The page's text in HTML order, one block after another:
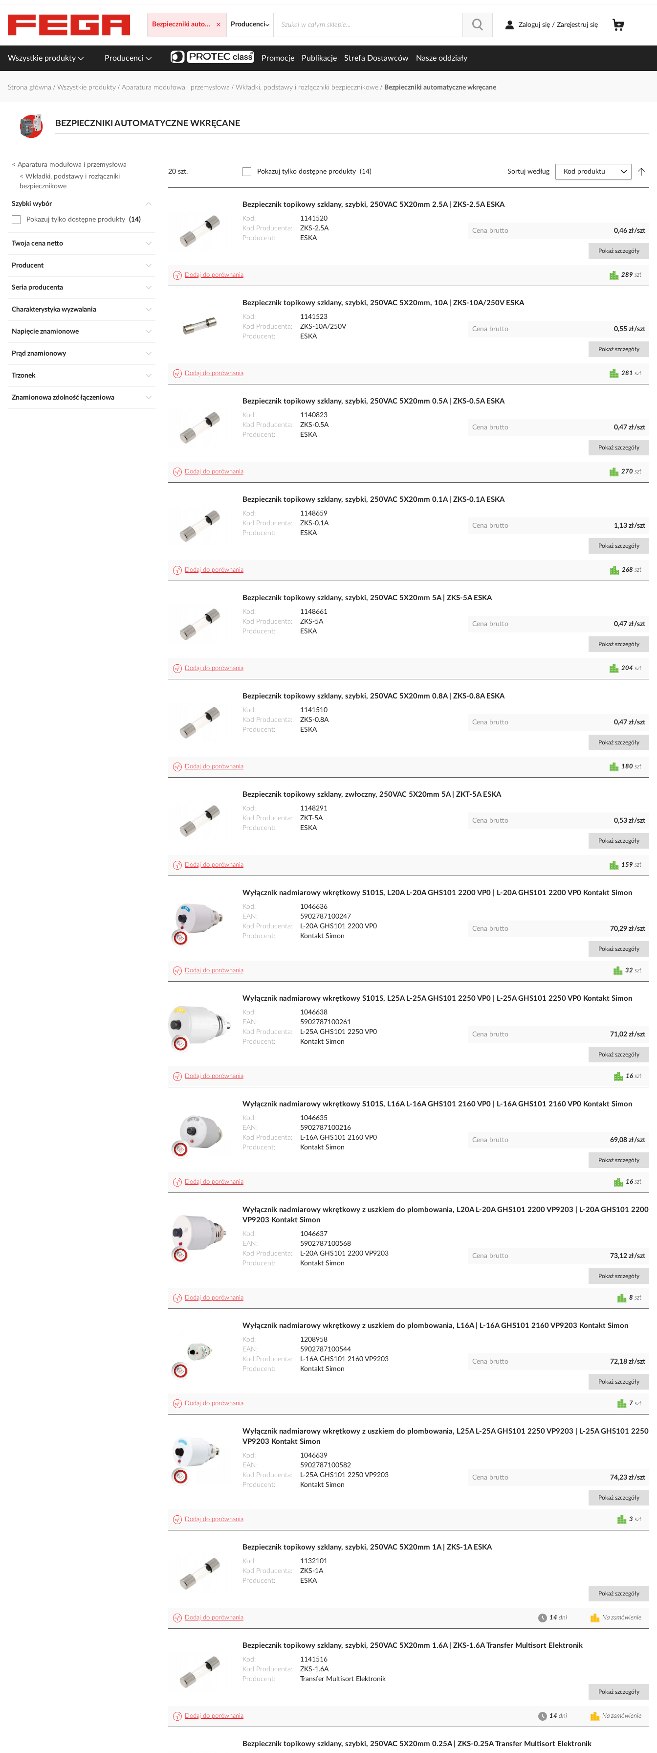
treści
Bezpieczniki automatyczne wkręcane
× Producenci Zaloguj się / Zarejestruj się
Wszystkie produkty Producenci Promocje Publikacje Strefa Dostawców Nasze oddziały
Strona główna Wszystkie produkty Aparatura modułowa i przemysłowa Wkładki, podstawy i rozłączniki bezpiecznikowe Bezpieczniki automatyczne wkręcane
BEZPIECZNIKI AUTOMATYCZNE WKRĘCANE
20 szt. Pokazuj tylko dostępne produkty (14) Sortuj według
Bezpiecznik topikowy szklany, szybki, 250VAC 5X20mm 2.5A | ZKS-2.5A ESKA
Kod
1141520
Kod Producenta
ZKS-2.5A
Producent
ESKA
Cena brutto 0,46 zł/szt
Pokaż szczegóły
Dodaj do porównania 289 szt
Bezpiecznik topikowy szklany, szybki, 250VAC 5X20mm, 10A | ZKS-10A/250V ESKA
Kod
1141523
Kod Producenta
ZKS-10A/250V
Producent
ESKA
Cena brutto 0,55 zł/szt
Pokaż szczegóły
Dodaj do porównania 281 szt
Bezpiecznik topikowy szklany, szybki, 250VAC 5X20mm 0.5A | ZKS-0.5A ESKA
Kod
1140823
Kod Producenta
ZKS-0.5A
Producent
ESKA
Cena brutto 0,47 zł/szt
Pokaż szczegóły
Dodaj do porównania 270 szt
Bezpiecznik topikowy szklany, szybki, 250VAC 5X20mm 0.1A | ZKS-0.1A ESKA
Kod
1148659
Kod Producenta
ZKS-0.1A
Producent
ESKA
Cena brutto 1,13 zł/szt
Pokaż szczegóły
Dodaj do porównania 268 szt
Bezpiecznik topikowy szklany, szybki, 250VAC 5X20mm 5A | ZKS-5A ESKA
Kod
1148661
Kod Producenta
ZKS-5A
Producent
ESKA
Cena brutto 0,47 zł/szt
Pokaż szczegóły
Dodaj do porównania 204 szt
Bezpiecznik topikowy szklany, szybki, 250VAC 5X20mm 0.8A | ZKS-0.8A ESKA
Kod
1141510
Kod Producenta
ZKS-0.8A
Producent
ESKA
Cena brutto 0,47 zł/szt
Pokaż szczegóły
Dodaj do porównania 180 szt
Bezpiecznik topikowy szklany, zwłoczny, 250VAC 5X20mm 5A | ZKT-5A ESKA
Kod
1148291
Kod Producenta
ZKT-5A
Producent
ESKA
Cena brutto 0,53 zł/szt
Pokaż szczegóły
Dodaj do porównania 159 szt
Wyłącznik nadmiarowy wkrętkowy S101S, L20A L-20A GHS101 2200 VP0 | L-20A GHS101 2200 VP0 Kontakt Simon
Kod
1046636
EAN
5902787100247
Kod Producenta
L-20A GHS101 2200 VP0
Producent
Kontakt Simon
Cena brutto 70,29 zł/szt
Pokaż szczegóły
Dodaj do porównania 32 szt
Wyłącznik nadmiarowy wkrętkowy S101S, L25A L-25A GHS101 2250 VP0 | L-25A GHS101 2250 VP0 Kontakt Simon
Kod
1046638
EAN
5902787100261
Kod Producenta
L-25A GHS101 2250 VP0
Producent
Kontakt Simon
Cena brutto 71,02 zł/szt
Pokaż szczegóły
Dodaj do porównania 16 szt
Wyłącznik nadmiarowy wkrętkowy S101S, L16A L-16A GHS101 2160 VP0 | L-16A GHS101 2160 VP0 Kontakt Simon
Kod
1046635
EAN
5902787100216
Kod Producenta
L-16A GHS101 2160 VP0
Producent
Kontakt Simon
Cena brutto 69,08 zł/szt
Pokaż szczegóły
Dodaj do porównania 16 szt
Wyłącznik nadmiarowy wkrętkowy z uszkiem do plombowania, L20A L-20A GHS101 2200 VP9203 | L-20A GHS101 2200
VP9203 Kontakt Simon
Kod
1046637
EAN
5902787100568
Kod Producenta
L-20A GHS101 2200 VP9203
Producent
Kontakt Simon
Cena brutto 73,12 zł/szt
Pokaż szczegóły
Dodaj do porównania 8 szt
Wyłącznik nadmiarowy wkrętkowy z uszkiem do plombowania, L16A | L-16A GHS101 2160 VP9203 Kontakt Simon
Kod
1208958
EAN
5902787100544
Kod Producenta
L-16A GHS101 2160 VP9203
Producent
Kontakt Simon
Cena brutto 72,18 zł/szt
Pokaż szczegóły
Dodaj do porównania 7 szt
Wyłącznik nadmiarowy wkrętkowy z uszkiem do plombowania, L25A L-25A GHS101 2250 VP9203 | L-25A GHS101 2250
VP9203 Kontakt Simon
Kod
1046639
EAN
5902787100582
Kod Producenta
L-25A GHS101 2250 VP9203
Producent
Kontakt Simon
Cena brutto 74,23 zł/szt
Pokaż szczegóły
Dodaj do porównania 3 szt
Bezpiecznik topikowy szklany, szybki, 250VAC 5X20mm 1A | ZKS-1A ESKA
Kod
1132101
Kod Producenta
ZKS-1A
Producent
ESKA
Pokaż szczegóły
Dodaj do porównania Na zamówienie
14 dni
Bezpiecznik topikowy szklany, szybki, 250VAC 5X20mm 1.6A | ZKS-1.6A Transfer Multisort Elektronik
Kod
1141516
Kod Producenta
ZKS-1.6A
Producent
Transfer Multisort Elektronik
Pokaż szczegóły
Dodaj do porównania Na zamówienie
14 dni
Bezpiecznik topikowy szklany, szybki, 250VAC 5X20mm 0.25A | ZKS-0.25A Transfer Multisort Elektronik
Aparatura modułowa i przemysłowa
Wkładki, podstawy i rozłączniki
bezpiecznikowe
Szybki wybór
Pokazuj tylko dostępne produkty 14
Twoja cena netto
Producent
Seria producenta
Charakterystyka wyzwalania
Napięcie znamionowe
Prąd znamionowy
Trzonek
Znamionowa zdolność łączeniowa